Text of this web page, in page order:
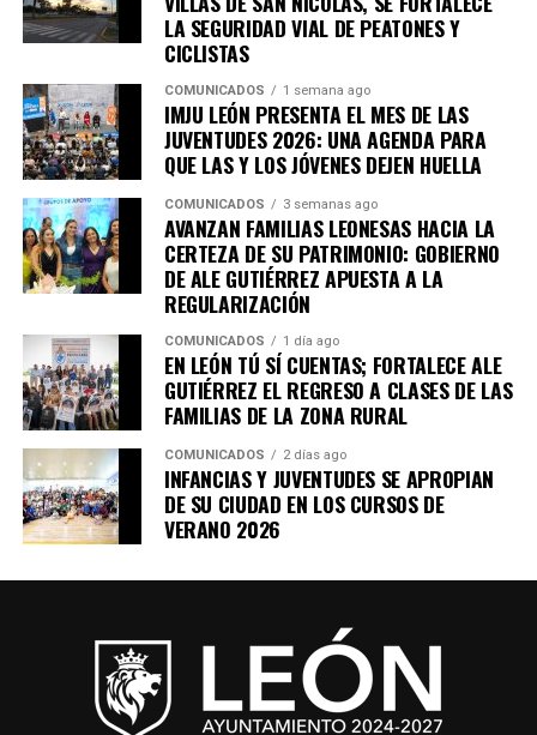
LA SEGURIDAD VIAL DE PEATONES Y
CICLISTAS
COMUNICADOS 1 semana ago
IMJU LEÓN PRESENTA EL MES DE LAS
JUVENTUDES 2026: UNA AGENDA PARA
QUE LAS Y LOS JÓVENES DEJEN HUELLA
COMUNICADOS 3 semanas ago
AVANZAN FAMILIAS LEONESAS HACIA LA
CERTEZA DE SU PATRIMONIO: GOBIERNO
DE ALE GUTIÉRREZ APUESTA A LA
REGULARIZACIÓN
COMUNICADOS 1 día ago
EN LEÓN TÚ SÍ CUENTAS; FORTALECE ALE
GUTIÉRREZ EL REGRESO A CLASES DE LAS
FAMILIAS DE LA ZONA RURAL
COMUNICADOS 2 días ago
INFANCIAS Y JUVENTUDES SE APROPIAN
DE SU CIUDAD EN LOS CURSOS DE
VERANO 2026